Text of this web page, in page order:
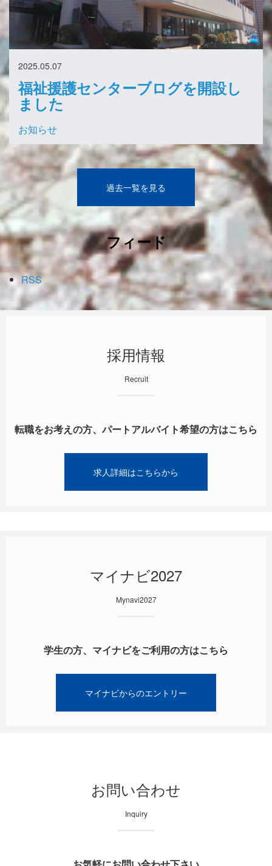
福祉援護センターブログを開設し
ました
2025.05.07
お知らせ
過去一覧を見る
フィード
RSS
採用情報
Recruit
転職をお考えの方、パートアルバイト希望の方はこちら
求人詳細はこちらから
マイナビ2027
Mynavi2027
学生の方、マイナビをご利用の方はこちら
マイナビからのエントリー
お問い合わせ
Inquiry